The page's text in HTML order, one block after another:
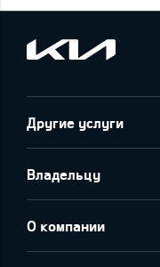
Другие услуги
Владельцу
О компании